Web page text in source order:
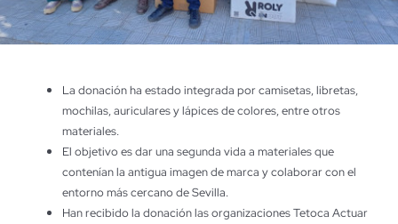
La donación ha estado integrada por camisetas, libretas,
mochilas, auriculares y lápices de colores, entre otros
materiales.
El objetivo es dar una segunda vida a materiales que
contenían la antigua imagen de marca y colaborar con el
entorno más cercano de Sevilla.
Han recibido la donación las organizaciones Tetoca Actuar